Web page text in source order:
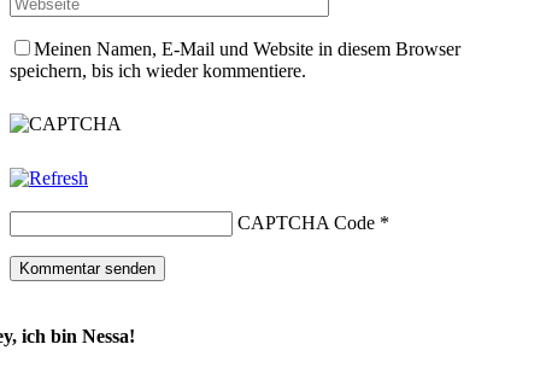
Meinen Namen, E-Mail und Website in diesem Browser
speichern, bis ich wieder kommentiere.
CAPTCHA Code *
ich bin Nessa!